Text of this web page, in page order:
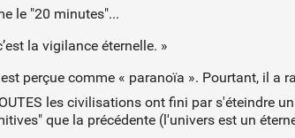
le "20 minutes"...
la vigilance éternelle. »
perçue comme « paranoïa ». Pourtant, il a
les civilisations ont fini par s'éteindre
que la précédente (l'univers est un